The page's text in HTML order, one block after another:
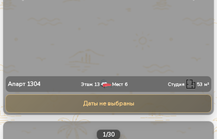
Апарт 1304 Этаж 13 Мест 6 Студия 53 м²
Даты не выбраны
1/30